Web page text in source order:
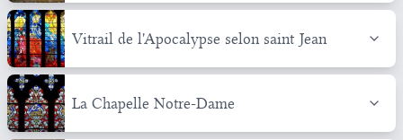
Vitrail de l'Apocalypse selon saint Jean
La Chapelle Notre-Dame